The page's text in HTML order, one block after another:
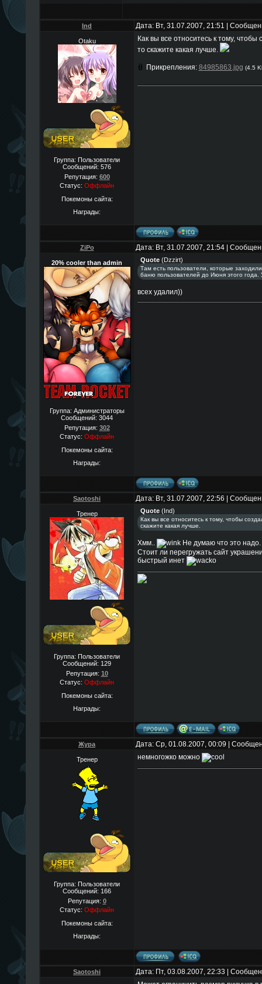
Ind Дата: Вт, 31.07.2007, 21:51 |
Otaku
Группа: Пользователи
Сообщений: 576
Репутация: 600
Статус: Оффлайн
Покемоны сайта:
Награды:
Как вы все относитесь к тому,
то скажите какая лучше.
Прикрепления: 84985863.jpg (4.5
ZiPo Дата: Вт, 31.07.2007, 21:54 |
20% cooler than admin
Группа: Администраторы
Сообщений: 3044
Репутация: 302
Статус: Оффлайн
Покемоны сайта:
Награды:
Quote(Dzzirt)
Там есть пользователи, которые
баню пользователей до Июня этого года.
всех удалил))
Saotoshi Дата: Вт, 31.07.2007, 22:56 |
Тренер
Группа: Пользователи
Сообщений: 129
Репутация: 10
Статус: Оффлайн
Покемоны сайта:
Награды:
Quote(Ind)
Как вы все относитесь к тому, чтобы
скажите какая лучше.
Хмм..
Не думаю что это надо.
Стоит ли перегружать сайт
быстрый инет
Жура Дата: Ср, 01.08.2007, 00:09 |
Тренер
Группа: Пользователи
Сообщений: 166
Репутация: 0
Статус: Оффлайн
Покемоны сайта:
Награды:
немногожко можно
Saotoshi Дата: Пт, 03.08.2007, 22:33 |